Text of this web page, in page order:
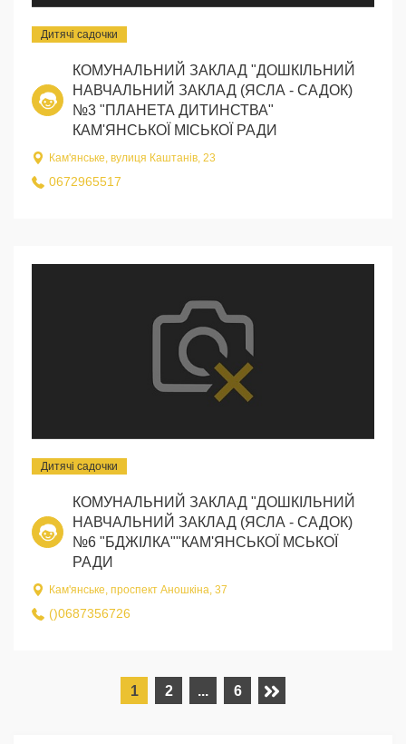
Дитячі садочки
КОМУНАЛЬНИЙ ЗАКЛАД "ДОШКІЛЬНИЙ
НАВЧАЛЬНИЙ ЗАКЛАД (ЯСЛА - САДОК)
№3 "ПЛАНЕТА ДИТИНСТВА"
КАМ'ЯНСЬКОЇ МІСЬКОЇ РАДИ
Кам'янське, вулиця Каштанів, 23
0672965517
Дитячі садочки
КОМУНАЛЬНИЙ ЗАКЛАД "ДОШКІЛЬНИЙ
НАВЧАЛЬНИЙ ЗАКЛАД (ЯСЛА - САДОК)
№6 "БДЖІЛКА""КАМ'ЯНСЬКОЇ МСЬКОЇ
РАДИ
Кам'янське, проспект Аношкіна, 37
()0687356726
1 2 ... 6